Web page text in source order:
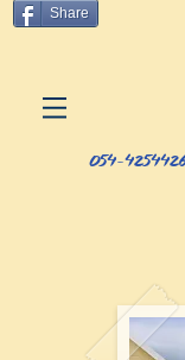
Share